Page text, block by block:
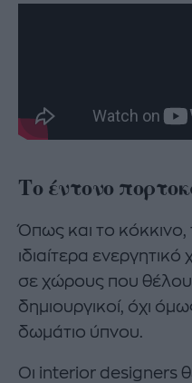
Το έντονο
Όπως και το κόκκινο,
ιδιαίτερα ενεργητικό
σε χώρους που
δημιουργικοί, όχι
δωμάτιο ύπνου.
Οι interior designers